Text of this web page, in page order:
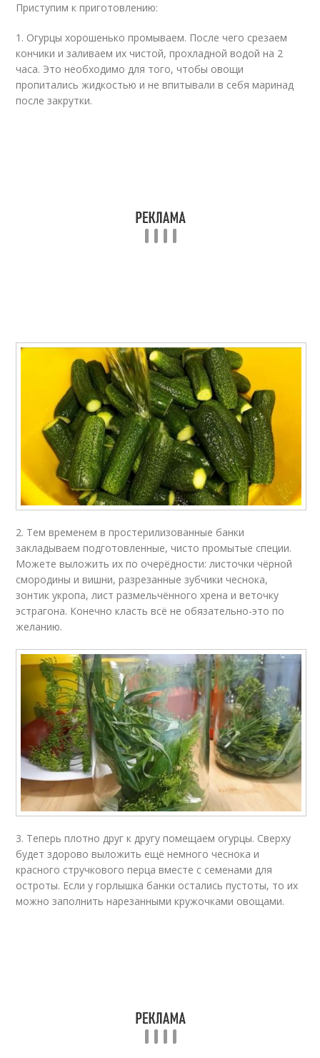
Приступим к приготовлению:
1. Огурцы хорошенько промываем. После чего срезаем
кончики и заливаем их чистой, прохладной водой на 2
часа. Это необходимо для того, чтобы овощи
пропитались жидкостью и не впитывали в себя маринад
после закрутки.
2. Тем временем в простерилизованные банки
закладываем подготовленные, чисто промытые специи.
Можете выложить их по очерёдности: листочки чёрной
смородины и вишни, разрезанные зубчики чеснока,
зонтик укропа, лист размельчённого хрена и веточку
эстрагона. Конечно класть всё не обязательно-это по
желанию.
3. Теперь плотно друг к другу помещаем огурцы. Сверху
будет здорово выложить ещё немного чеснока и
красного стручкового перца вместе с семенами для
остроты. Если у горлышка банки остались пустоты, то их
можно заполнить нарезанными кружочками овощами.